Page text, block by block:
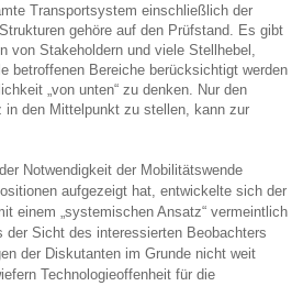
Transportsystem einschließlich der
gehöre auf den Prüfstand. Es gibt
von Stakeholdern und viele Stellhebel,
betroffenen Bereiche berücksichtigt werden
„von unten“ zu denken. Nur den
in den Mittelpunkt zu stellen, kann zur
Notwendigkeit der Mobilitätswende
aufgezeigt hat, entwickelte sich der
einem „systemischen Ansatz“ vermeintlich
der Sicht des interessierten Beobachters
der Diskutanten im Grunde nicht weit
Technologieoffenheit für die